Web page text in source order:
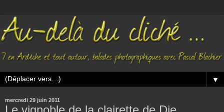
▼
mercredi 29 juin 2011